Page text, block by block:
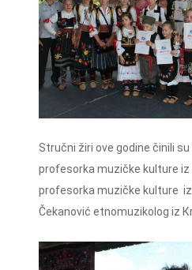
Stručni žiri ove godine činili
profesorka muzičke kulture iz
profesorka muzičke kulture iz
Čekanović etnomuzikolog iz